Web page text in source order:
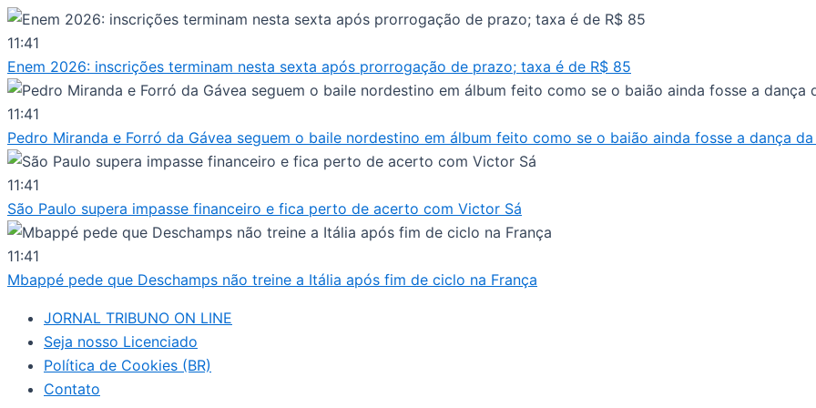
Ir
para
o
conteúdo
11:41
Enem 2026: inscrições terminam nesta sexta após prorrogação de prazo; taxa é de R$ 85
11:41
Pedro Miranda e Forró da Gávea seguem o baile nordestino em álbum feito como se o baião ainda fosse a dança
11:41
São Paulo supera impasse financeiro e fica perto de acerto com Victor Sá
11:41
Mbappé pede que Deschamps não treine a Itália após fim de ciclo na França
JORNAL TRIBUNO ON LINE
Seja nosso Licenciado
Política de Cookies (BR)
Contato